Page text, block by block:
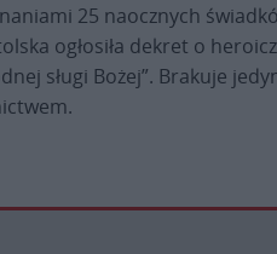
25 naocznych
ogłosiła dekret o
sługi Bożej”. Brakuje